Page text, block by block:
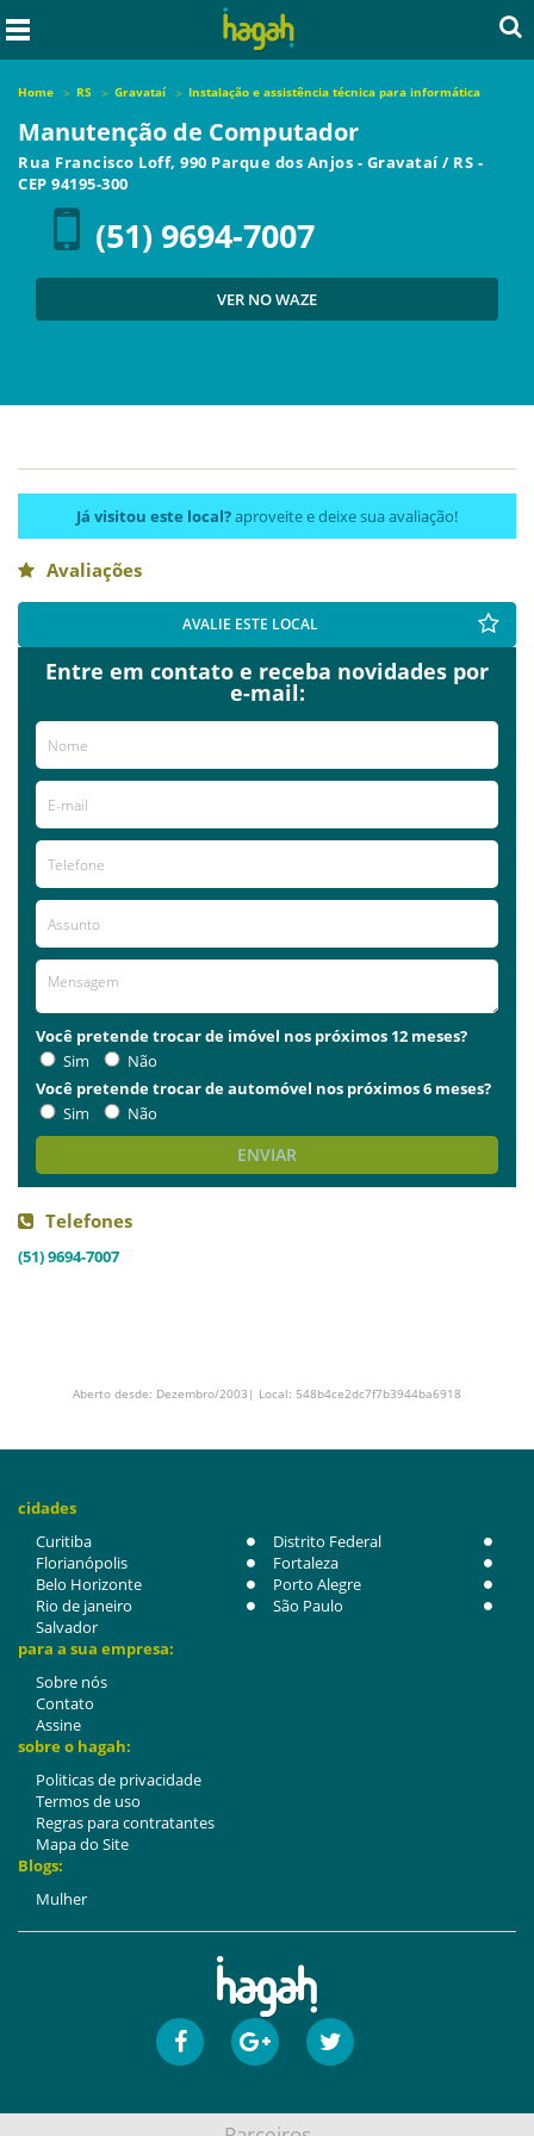
Home RS Gravataí Instalação e assistência técnica para informática
Manutenção de Computador
Rua Francisco Loff, 990 Parque dos Anjos - Gravataí/ RS -
CEP 94195-300
(51) 9694-7007
VER NO WAZE
Já visitou este local?aproveite e deixe sua avaliação!
Avaliações
AVALIE ESTE LOCAL
Entre em contato e receba novidades por
e-mail:
Você pretende trocar de imóvel nos próximos 12 meses?
Sim
Não
Você pretende trocar de automóvel nos próximos 6 meses?
Sim
Não
ENVIAR
Telefones
(51) 9694-7007
Aberto desde: Dezembro/2003| Local: 548b4ce2dc7f7b3944ba6918
cidades
Curitiba
Distrito Federal
Florianópolis
Fortaleza
Belo Horizonte
Porto Alegre
Rio de janeiro
São Paulo
Salvador
para a sua empresa:
Sobre nós
Contato
Assine
sobre o hagah:
Politicas de privacidade
Termos de uso
Regras para contratantes
Mapa do Site
Blogs:
Mulher